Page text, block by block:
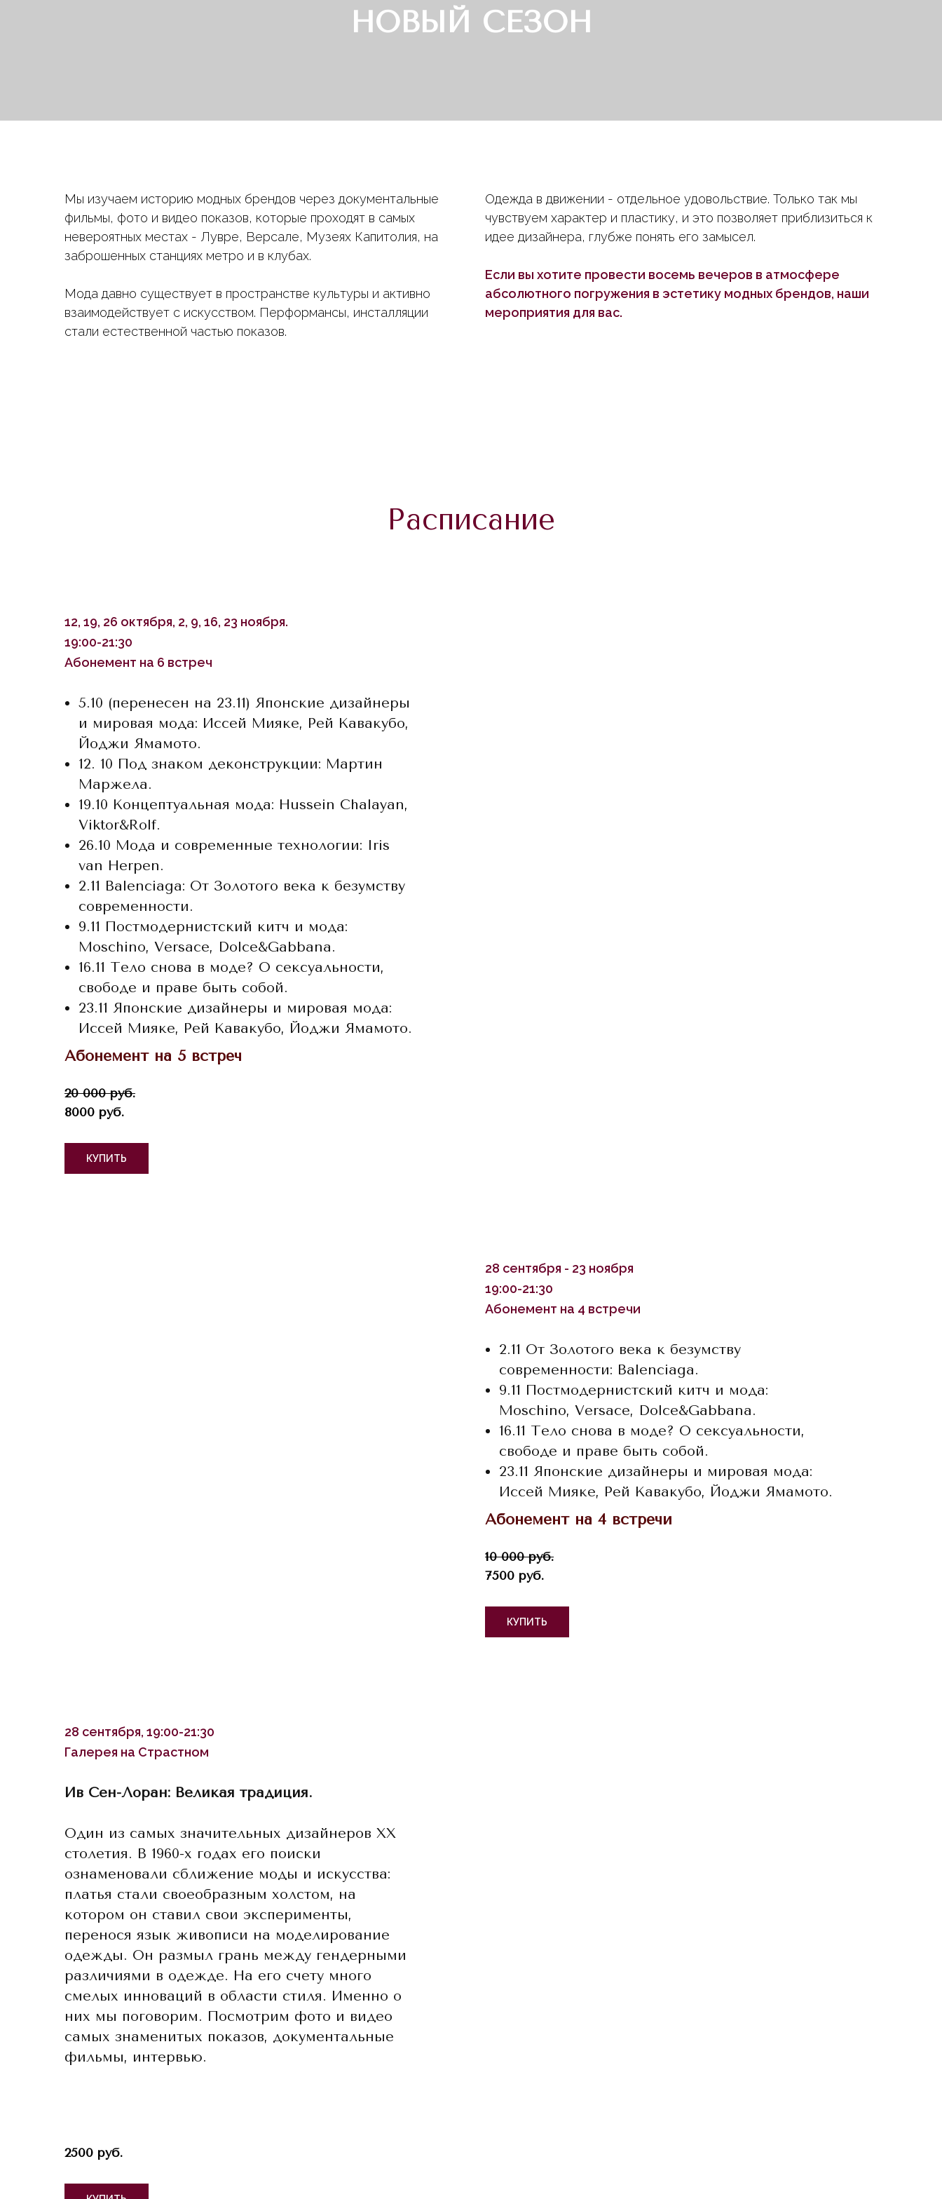
НОВЫЙ СЕЗОН
Мы изучаем историю модных брендов через документальные
фильмы, фото и видео показов, которые проходят в самых
невероятных местах - Лувре, Версале, Музеях Капитолия, на
заброшенных станциях метро и в клубах.
Мода давно существует в пространстве культуры и активно
взаимодействует с искусством. Перформансы, инсталляции
стали естественной частью показов.
Одежда в движении - отдельное удовольствие. Только так мы
чувствуем характер и пластику, и это позволяет приблизиться к
идее дизайнера, глубже понять его замысел.
Если вы хотите провести восемь вечеров в атмосфере
абсолютного погружения в эстетику модных брендов, наши
мероприятия для вас.
Расписание
12, 19, 26 октября, 2, 9, 16, 23 ноября.
19:00-21:30
Абонемент на 6 встреч
5.10 (перенесен на 23.11) Японские дизайнеры
и мировая мода: Иссей Мияке, Рей Кавакубо,
Йоджи Ямамото.
12. 10 Под знаком деконструкции: Мартин
Маржела.
19.10 Концептуальная мода: Hussein Chalayan,
Viktor&Rolf.
26.10 Мода и современные технологии: Iris
van Herpen.
2.11 Balenciaga: От Золотого века к безумству
современности.
9.11 Постмодернистский китч и мода:
Moschino, Versace, Dolce&Gabbana.
16.11 Тело снова в моде? О сексуальности,
свободе и праве быть собой.
23.11 Японские дизайнеры и мировая мода:
Иссей Мияке, Рей Кавакубо, Йоджи Ямамото.
Абонемент на 5 встреч
20 000 руб.
8000 руб.
КУПИТЬ
28 сентября - 23 ноября
19:00-21:30
Абонемент на 4 встречи
2.11 От Золотого века к безумству
современности: Balenciaga.
9.11 Постмодернистский китч и мода:
Moschino, Versace, Dolce&Gabbana.
16.11 Тело снова в моде? О сексуальности,
свободе и праве быть собой.
23.11 Японские дизайнеры и мировая мода:
Иссей Мияке, Рей Кавакубо, Йоджи Ямамото.
Абонемент на 4 встречи
10 000 руб.
7500 руб.
КУПИТЬ
28 сентября, 19:00-21:30
Галерея на Страстном
Ив Сен-Лоран: Великая традиция.
Один из самых значительных дизайнеров ХХ
столетия. В 1960-х годах его поиски
ознаменовали сближение моды и искусства:
платья стали своеобразным холстом, на
котором он ставил свои эксперименты,
перенося язык живописи на моделирование
одежды. Он размыл грань между гендерными
различиями в одежде. На его счету много
смелых инноваций в области стиля. Именно о
них мы поговорим. Посмотрим фото и видео
самых знаменитых показов, документальные
фильмы, интервью.
2500 руб.